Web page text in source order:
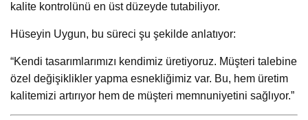
kalite kontrolünü en üst düzeyde tutabiliyor.
Hüseyin Uygun, bu süreci şu şekilde anlatıyor:
“Kendi tasarımlarımızı kendimiz üretiyoruz. Müşteri talebine
özel değişiklikler yapma esnekliğimiz var. Bu, hem üretim
kalitemizi artırıyor hem de müşteri memnuniyetini sağlıyor.”